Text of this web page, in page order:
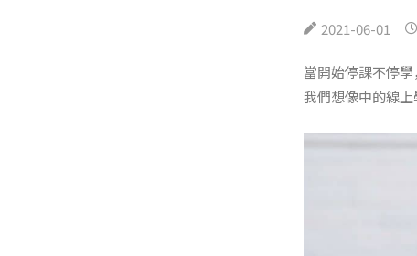
2021-06-01
當開始停課不停
我們想像中的線上